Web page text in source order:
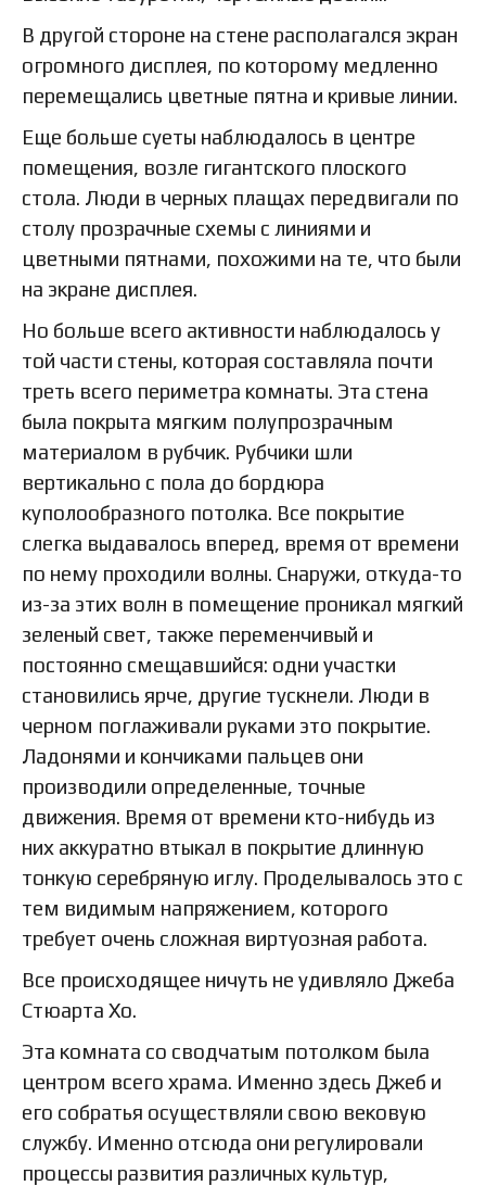
В другой стороне на стене располагался экран
огромного дисплея, по которому медленно
перемещались цветные пятна и кривые линии.
Еще больше суеты наблюдалось в центре
помещения, возле гигантского плоского
стола. Люди в черных плащах передвигали по
столу прозрачные схемы с линиями и
цветными пятнами, похожими на те, что были
на экране дисплея.
Но больше всего активности наблюдалось у
той части стены, которая составляла почти
треть всего периметра комнаты. Эта стена
была покрыта мягким полупрозрачным
материалом в рубчик. Рубчики шли
вертикально с пола до бордюра
куполообразного потолка. Все покрытие
слегка выдавалось вперед, время от времени
по нему проходили волны. Снаружи, откуда-то
из-за этих волн в помещение проникал мягкий
зеленый свет, также переменчивый и
постоянно смещавшийся: одни участки
становились ярче, другие тускнели. Люди в
черном поглаживали руками это покрытие.
Ладонями и кончиками пальцев они
производили определенные, точные
движения. Время от времени кто-нибудь из
них аккуратно втыкал в покрытие длинную
тонкую серебряную иглу. Проделывалось это с
тем видимым напряжением, которого
требует очень сложная виртуозная работа.
Все происходящее ничуть не удивляло Джеба
Стюарта Хо.
Эта комната со сводчатым потолком была
центром всего храма. Именно здесь Джеб и
его собратья осуществляли свою вековую
службу. Именно отсюда они регулировали
процессы развития различных культур,